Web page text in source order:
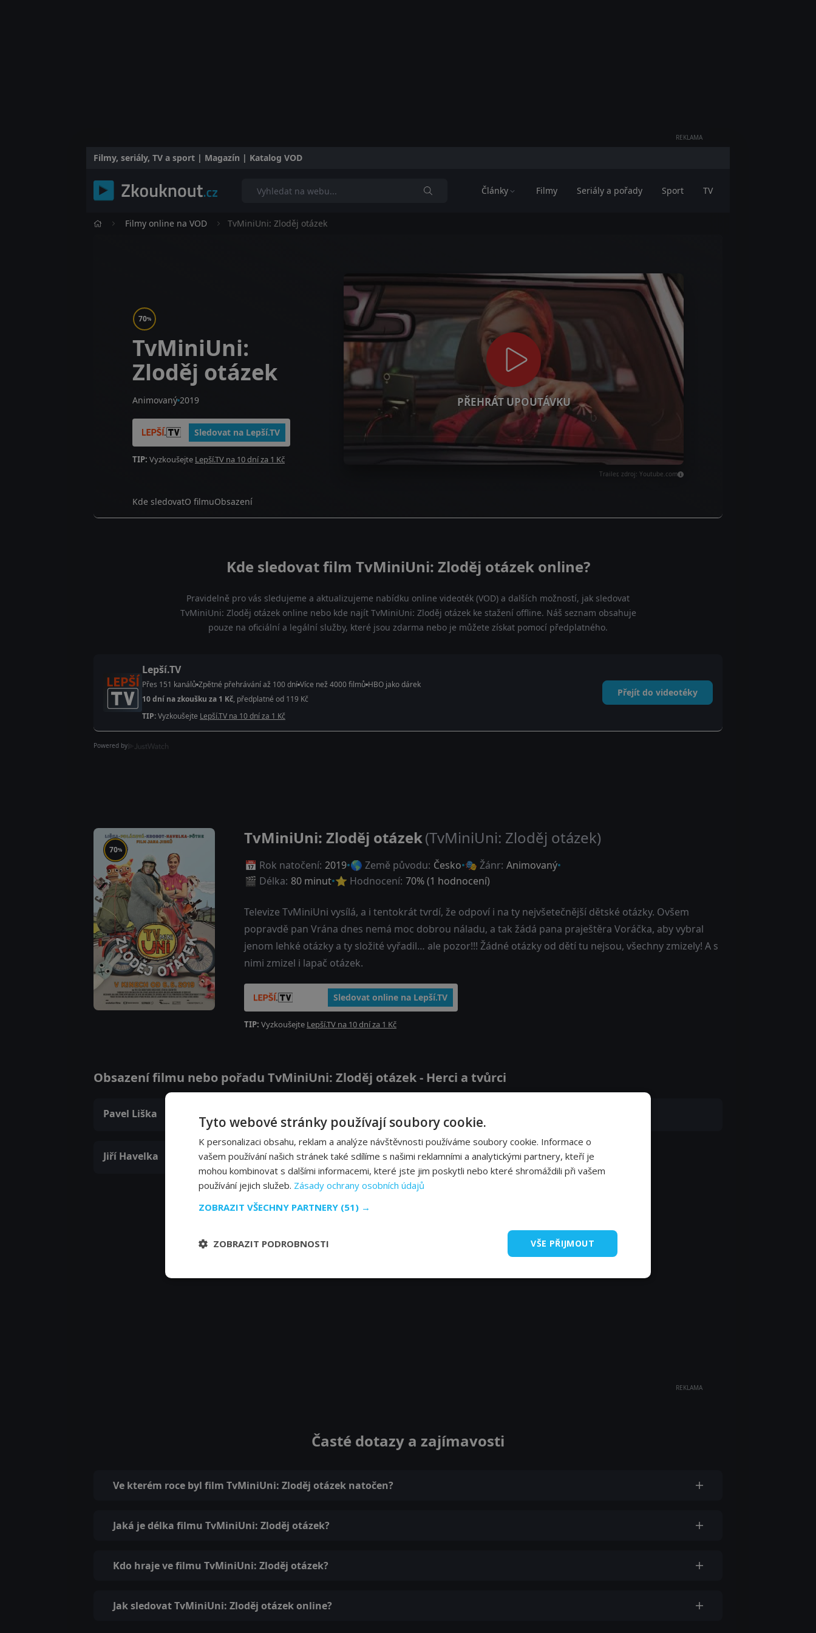
REKLAMA
Filmy, seriály, TV a sport | Magazín | Katalog VOD
Články Filmy Seriály a pořady Sport TV
Filmy online na VOD TvMiniUni: Zloděj otázek
PŘEHRÁT UPOUTÁVKU
Trailer, zdroj: Youtube.com
70%
TvMiniUni:
Zloděj otázek
Animovaný 2019
Sledovat na Lepší.TV
TIP: Vyzkoušejte Lepší.TV na 10 dní za 1 Kč
Kde sledovatO filmuObsazení
Kde sledovat film TvMiniUni: Zloděj otázek online?
Pravidelně pro vás sledujeme a aktualizujeme nabídku online videoték (VOD) a dalších možností, jak sledovat
TvMiniUni: Zloděj otázek online nebo kde najít TvMiniUni: Zloděj otázek ke stažení offline. Náš seznam obsahuje
pouze na oficiální a legální služby, které jsou zdarma nebo je můžete získat pomocí předplatného.
Lepší.TV
Přes 151 kanálů Zpětné přehrávání až 100 dní Více než 4000 filmů HBO jako dárek
10 dní na zkoušku za 1 Kč, předplatné od 119 Kč
TIP:Vyzkoušejte Lepší.TV na 10 dní za 1 Kč
Přejít do videotéky
Powered by
70%
TvMiniUni: Zloděj otázek(TvMiniUni: Zloděj otázek)
📅 Rok natočení: 2019 🌎 Země původu: Česko 🎭 Žánr: Animovaný
🎬 Délka: 80 minut ⭐ Hodnocení: 70% (1 hodnocení)
Televize TvMiniUni vysílá, a i tentokrát tvrdí, že odpoví i na ty nejvšetečnější dětské otázky. Ovšem
popravdě pan Vrána dnes nemá moc dobrou náladu, a tak žádá pana praještěra Voráčka, aby vybral
jenom lehké otázky a ty složité vyřadil… ale pozor!!! Žádné otázky od dětí tu nejsou, všechny zmizely! A s
nimi zmizel i lapač otázek.
Sledovat online na Lepší.TV
TIP: Vyzkoušejte Lepší.TV na 10 dní za 1 Kč
Obsazení filmu nebo pořadu TvMiniUni: Zloděj otázek - Herci a tvůrci
Pavel Liška
Jiří Havelka Sebastian Pöthe
REKLAMA
Časté dotazy a zajímavosti
Ve kterém roce byl film TvMiniUni: Zloděj otázek natočen?
Jaká je délka filmu TvMiniUni: Zloděj otázek?
Kdo hraje ve filmu TvMiniUni: Zloděj otázek?
Jak sledovat TvMiniUni: Zloděj otázek online?
Tyto webové stránky používají soubory cookie.
K personalizaci obsahu, reklam a analýze návštěvnosti používáme soubory cookie. Informace o
vašem používání našich stránek také sdílíme s našimi reklamními a analytickými partnery, kteří je
mohou kombinovat s dalšími informacemi, které jste jim poskytli nebo které shromáždili při vašem
používání jejich služeb. Zásady ochrany osobních údajů
ZOBRAZIT VŠECHNY PARTNERY (51) →
VŠE PŘIJMOUT
ZOBRAZIT PODROBNOSTI